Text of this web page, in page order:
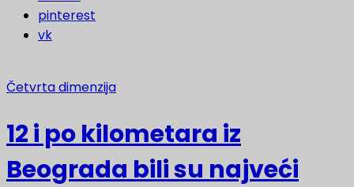
pinterest
vk
Četvrta dimenzija
12 i po kilometara iz
Beograda bili su najveći